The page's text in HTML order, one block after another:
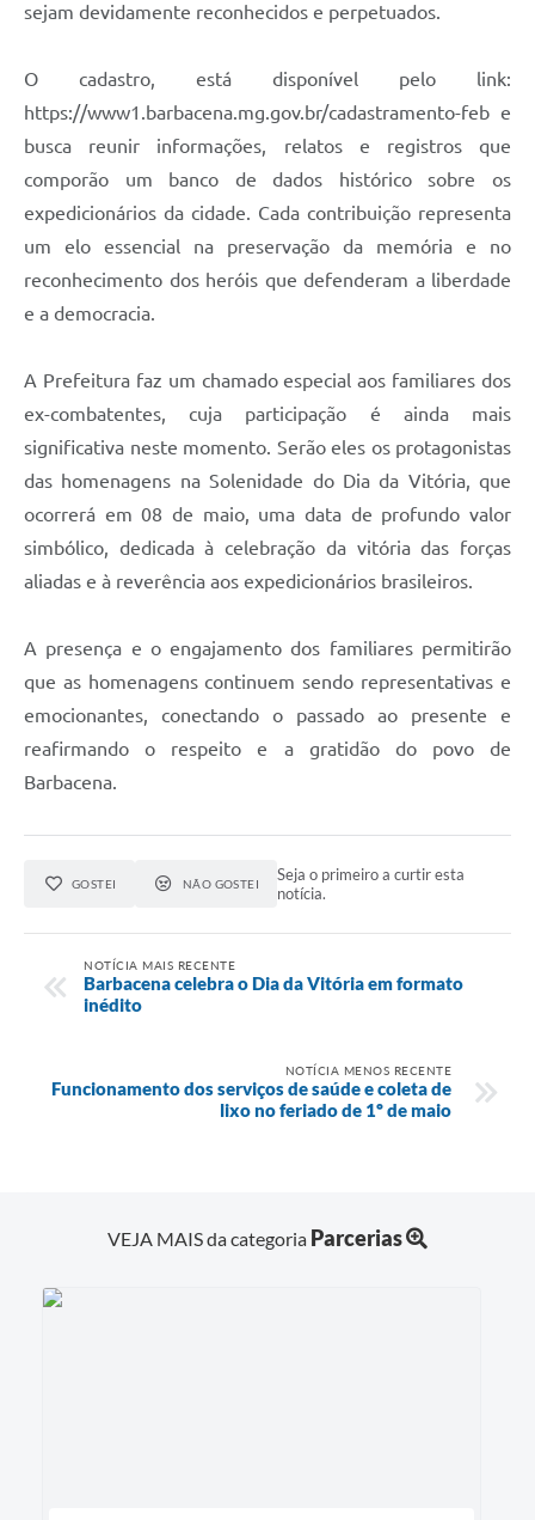
Legislação
Transparência
SIC
sejam devidamente reconhecidos e perpetuados.
O cadastro, está disponível pelo link:
https://www1.barbacena.mg.gov.br/cadastramento-feb e
busca reunir informações, relatos e registros que
comporão um banco de dados histórico sobre os
expedicionários da cidade. Cada contribuição representa
um elo essencial na preservação da memória e no
reconhecimento dos heróis que defenderam a liberdade
e a democracia.
A Prefeitura faz um chamado especial aos familiares dos
ex-combatentes, cuja participação é ainda mais
significativa neste momento. Serão eles os protagonistas
das homenagens na Solenidade do Dia da Vitória, que
ocorrerá em 08 de maio, uma data de profundo valor
simbólico, dedicada à celebração da vitória das forças
aliadas e à reverência aos expedicionários brasileiros.
A presença e o engajamento dos familiares permitirão
que as homenagens continuem sendo representativas e
emocionantes, conectando o passado ao presente e
reafirmando o respeito e a gratidão do povo de
Barbacena.
GOSTEI NÃO GOSTEI
Seja o primeiro a curtir esta
notícia.
NOTÍCIA MAIS RECENTE
Barbacena celebra o Dia da Vitória em formato
inédito
NOTÍCIA MENOS RECENTE
Funcionamento dos serviços de saúde e coleta de
lixo no feriado de 1º de maio
VEJA MAIS da categoria Parcerias